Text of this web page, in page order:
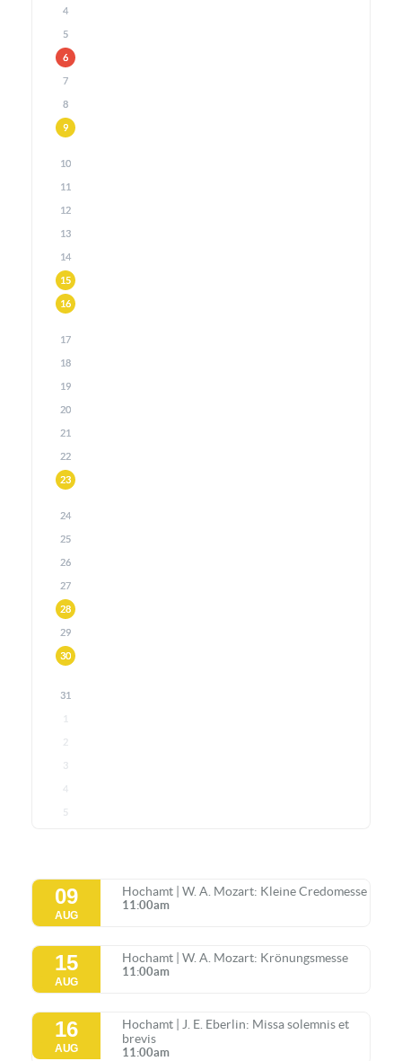
4
5
6
7
8
9
10
11
12
13
14
15
16
17
18
19
20
21
22
23
24
25
26
27
28
29
30
31
1
2
3
4
5
09
AUG
Hochamt | W. A. Mozart: Kleine Credomesse
11:00am
15
AUG
Hochamt | W. A. Mozart: Krönungsmesse
11:00am
16
AUG
Hochamt | J. E. Eberlin: Missa solemnis et
brevis
11:00am